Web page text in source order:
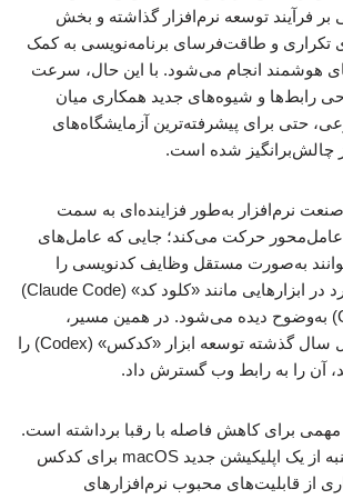
بر فرآیند توسعه نرم‌افزار گذاشته و بخش
تکراری و طاقت‌فرسای برنامه‌نویسی به کمک
هوشمند انجام می‌شود. با این حال، سرعت
رابط‌ها و شیوه‌های جدید همکاری میان
حتی برای پیشرفته‌ترین آزمایشگاه‌های
چالش‌برانگیز شده است.
نرم‌افزار به‌طور فزاینده‌ای به سمت
عامل‌محور حرکت می‌کند؛ جایی که عامل‌های
به‌صورت مستقل وظایف کدنویسی را
انجام دهند. این رویکرد در ابزارهایی مانند «کلود کد» (Claude Code)
و «کوورک» (Cowork) به‌وضوح دیده می‌شود. در همین مسیر،
اوپن‌ای‌آی نیز از آوریل سال گذشته توسعه ابزار «کدکس» (Codex) را
آن را به رابط وب گسترش داد.
مهمی برای کاهش فاصله با رقبا برداشته است.
این شرکت روز دوشنبه از یک اپلیکیشن جدید macOS برای کدکس
از قابلیت‌های محبوب نرم‌افزارهای